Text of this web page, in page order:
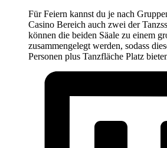
Für Feiern kannst du je nach
Casino Bereich auch zwei der
können die beiden Säale zu einem
zusammengelegt werden, sodass
Personen plus Tanzfläche Platz